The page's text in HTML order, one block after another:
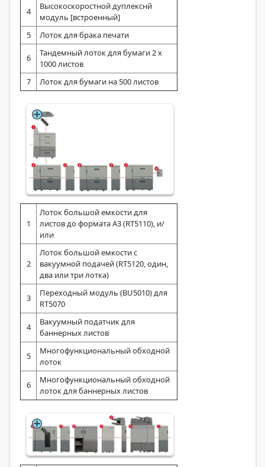
4
Высокоскоростной дуплекснй
модуль [встроенный]
5
Лоток для брака печати
6
Тандемный лоток для бумаги 2 х
1000 листов
7
Лоток для бумаги на 500 листов
1
Лоток большой емкости для
листов до формата А3 (RT5110), и/
или
2
Лоток большой емкости с
вакуумной подачей (RT5120, один,
два или три лотка)
3
Переходный модуль (BU5010) для
RT5070
4
Вакуумный податчик для
баннерных листов
5
Многофункциональный обходной
лоток
6
Многофункциональный обходной
лоток для баннерных листов